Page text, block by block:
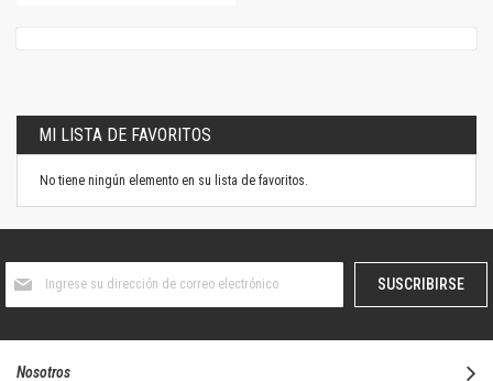
MI LISTA DE FAVORITOS
No tiene ningún elemento en su lista de favoritos.
boletín
SUSCRIBIRSE
Nosotros